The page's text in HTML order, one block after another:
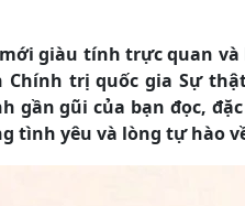
giàu tính trực quan
Chính trị quốc gia Sự
gần gũi của bạn đọc,
tình yêu và lòng tự hào